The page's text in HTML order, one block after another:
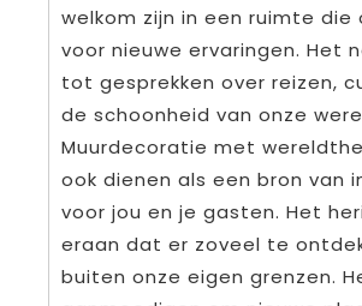
welkom zijn in een ruimte
voor nieuwe ervaringen. Het
tot gesprekken over reizen,
de schoonheid van onze
Muurdecoratie met
ook dienen als een bron van
voor jou en je gasten. Het
eraan dat er zoveel te
buiten onze eigen grenzen.